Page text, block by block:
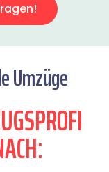
Umzüge